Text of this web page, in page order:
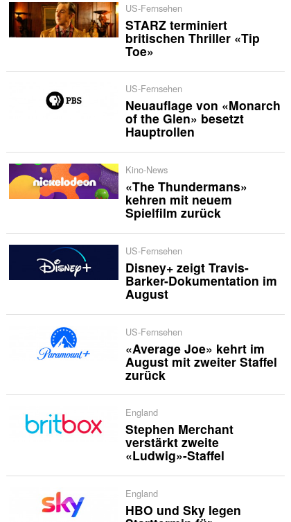
US-Fernsehen
STARZ terminiert
britischen Thriller «Tip
Toe»
US-Fernsehen
Neuauflage von «Monarch
of the Glen» besetzt
Hauptrollen
Kino-News
«The Thundermans»
kehren mit neuem
Spielfilm zurück
US-Fernsehen
Disney+ zeigt Travis-
Barker-Dokumentation im
August
US-Fernsehen
«Average Joe» kehrt im
August mit zweiter Staffel
zurück
England
Stephen Merchant
verstärkt zweite
«Ludwig»-Staffel
England
HBO und Sky legen